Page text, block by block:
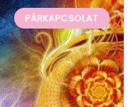
PÁRKAPCSOLAT